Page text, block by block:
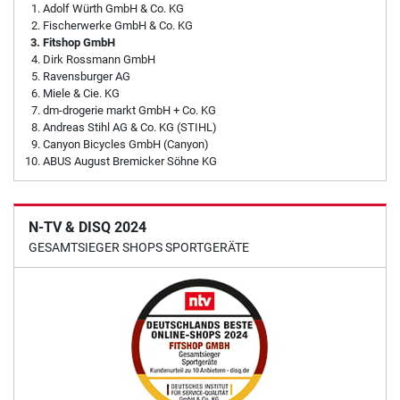
Adolf Würth GmbH & Co. KG
Fischerwerke GmbH & Co. KG
Fitshop GmbH
Dirk Rossmann GmbH
Ravensburger AG
Miele & Cie. KG
dm-drogerie markt GmbH + Co. KG
Andreas Stihl AG & Co. KG (STIHL)
Canyon Bicycles GmbH (Canyon)
ABUS August Bremicker Söhne KG
N-TV & DISQ 2024
GESAMTSIEGER SHOPS SPORTGERÄTE